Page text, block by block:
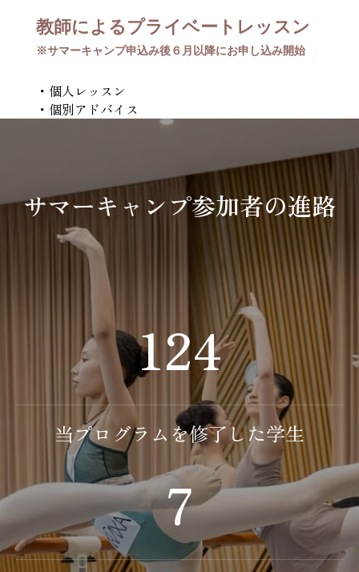
教師によるプライベートレッスン
※サマーキャンプ申込み後６月以降にお申し込み開始
・個人レッスン
・個別アドバイス
サマーキャンプ参加者の進路
124
当プログラムを修了した学生
7